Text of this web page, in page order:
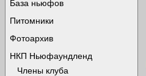
База ньюфов
Питомники
Фотоархив
НКП Ньюфаундленд
Члены клуба